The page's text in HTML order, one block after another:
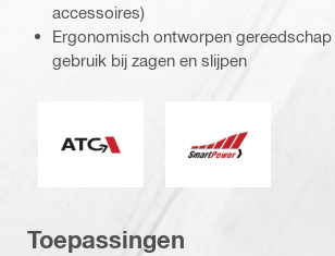
accessoires)
Ergonomisch ontworpen
gebruik bij zagen en slijpen
Toepassingen